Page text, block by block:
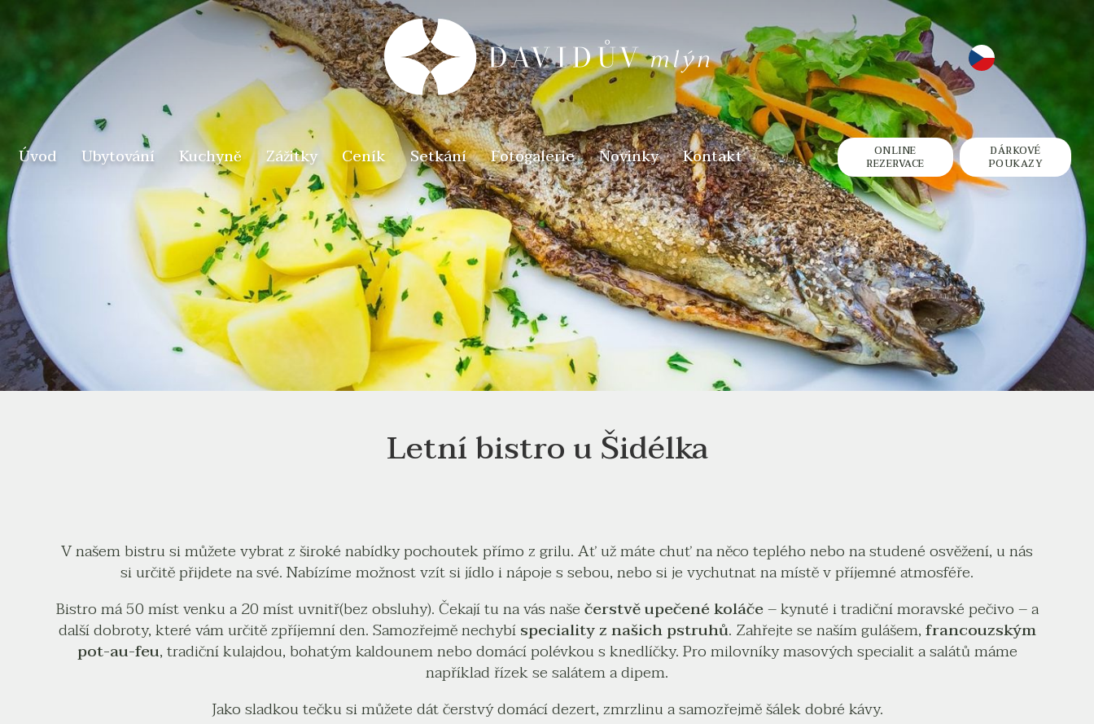
Úvod Ubytování Kuchyně Zážitky Ceník Setkání Fotogalerie Novinky Kontakt
ONLINE
REZERVACE
DÁRKOVÉ
POUKAZY
Letní bistro u Šidélka
V našem bistru si můžete vybrat z široké nabídky pochoutek přímo z grilu. Ať už máte chuť na něco teplého nebo na studené osvěžení, u nás
si určitě přijdete na své. Nabízíme možnost vzít si jídlo i nápoje s sebou, nebo si je vychutnat na místě v příjemné atmosféře.
Bistro má 50 míst venku a 20 míst uvnitř(bez obsluhy). Čekají tu na vás našečerstvě upečené koláče– kynuté i tradiční moravské pečivo – a
další dobroty, které vám určitě zpříjemní den. Samozřejmě nechybíspeciality z našich pstruhů. Zahřejte se naším gulášem,francouzským
pot-au-feu, tradiční kulajdou, bohatým kaldounem nebo domácí polévkou s knedlíčky. Pro milovníky masových specialit a salátů máme
například řízek se salátem a dipem.
Jako sladkou tečku si můžete dát čerstvý domácí dezert, zmrzlinu a samozřejmě šálek dobré kávy.